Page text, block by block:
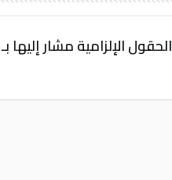
الحقول الإلزامية مشار إليها بـ